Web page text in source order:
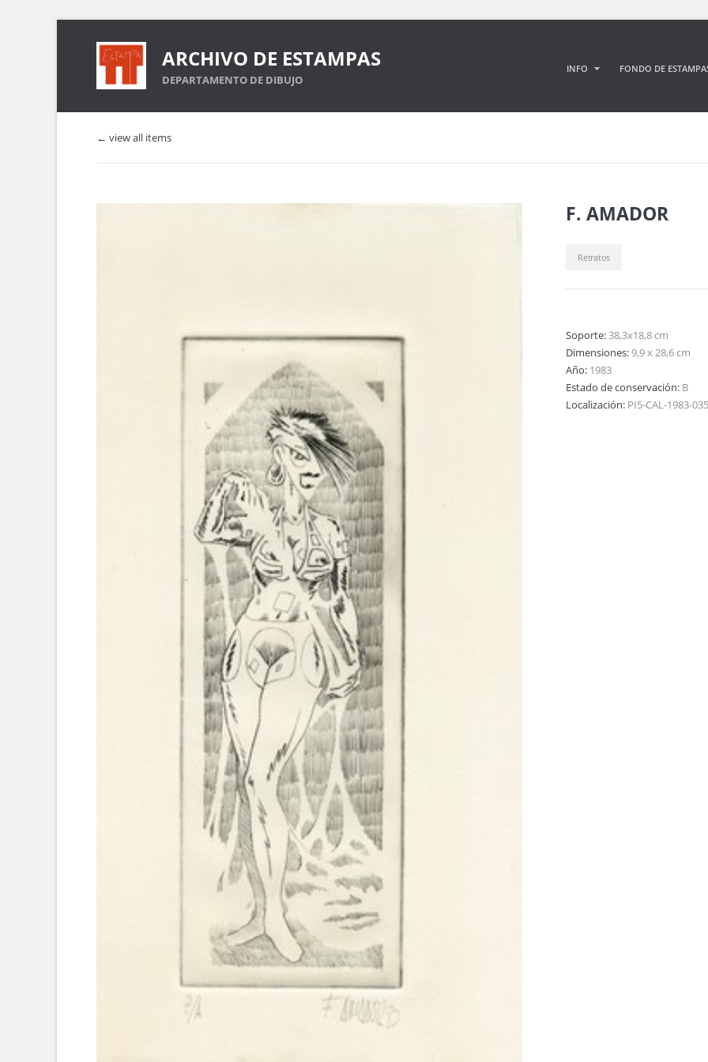
ARCHIVO DE ESTAMPAS
DEPARTAMENTO DE DIBUJO
INFO FONDO DE
← view all items
F. AMADOR
Retratos
Soporte:38,3x18,8 cm
Dimensiones:9,9 x 28,6 cm
Año: 1983
Estado de conservación: B
Localización: PI5-CAL-1983-035